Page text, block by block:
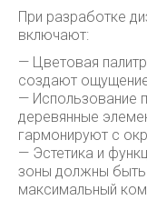
При разработке
включают:
— Цветовая
создают
— Использование
деревянные
гармонируют с
— Эстетика и
зоны должны
максимальный